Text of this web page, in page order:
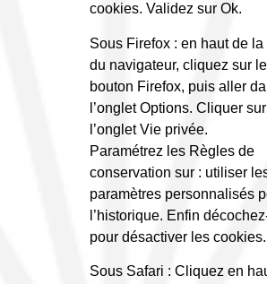
cookies. Validez sur Ok.
Sous Firefox : en haut de la
du navigateur, cliquez sur le
bouton Firefox, puis aller
l’onglet Options. Cliquer sur
l’onglet Vie privée.
Paramétrez les Règles de
conservation sur : utiliser
paramètres personnalisés
l’historique. Enfin
pour désactiver les cookies.
Sous Safari : Cliquez en